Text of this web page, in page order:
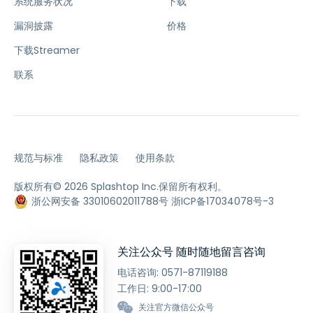
漏洞披露
下载Streamer
联系
价格
规范与标准 隐私政策 使用条款
版权所有© 2026 Splashtop Inc.保留所有权利。
浙公网安备 33010602011788号 浙ICP备17034078号-3
关注公众号 随时随地留言咨询
电话咨询: 0571-87119188
工作日: 9:00-17:00
关注官方微信公众号